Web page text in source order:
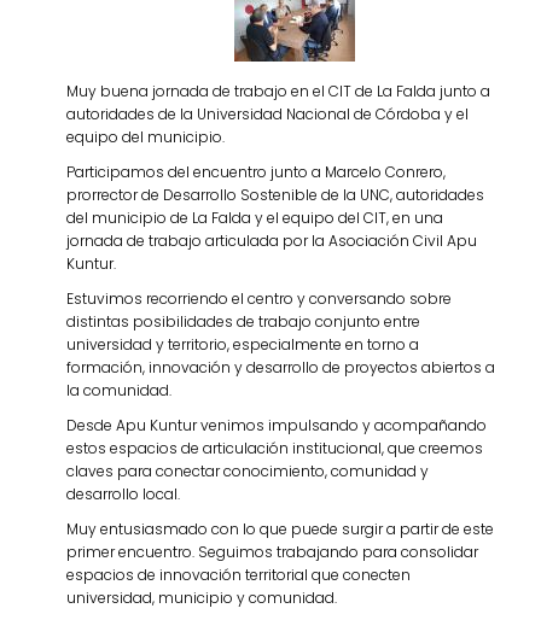
Muy buena jornada de trabajo en el CIT de La Falda junto a
autoridades de la Universidad Nacional de Córdoba y el
equipo del municipio.
Participamos del encuentro junto a Marcelo Conrero,
prorrector de Desarrollo Sostenible de la UNC, autoridades
del municipio de La Falda y el equipo del CIT, en una
jornada de trabajo articulada por la Asociación Civil Apu
Kuntur.
Estuvimos recorriendo el centro y conversando sobre
distintas posibilidades de trabajo conjunto entre
universidad y territorio, especialmente en torno a
formación, innovación y desarrollo de proyectos abiertos a
la comunidad.
Desde Apu Kuntur venimos impulsando y acompañando
estos espacios de articulación institucional, que creemos
claves para conectar conocimiento, comunidad y
desarrollo local.
Muy entusiasmado con lo que puede surgir a partir de este
primer encuentro. Seguimos trabajando para consolidar
espacios de innovación territorial que conecten
universidad, municipio y comunidad.